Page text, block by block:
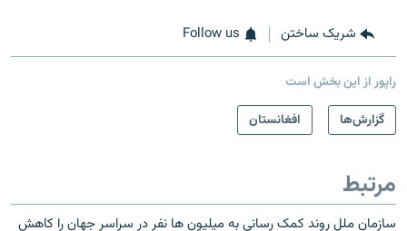
شریک ساختن Follow us
راپور از این بخش است
گزارش‌ها
افغانستان
مرتبط
سازمان ملل روند کمک رسانی به میلیون ها نفر در سراسر جهان را کاهش